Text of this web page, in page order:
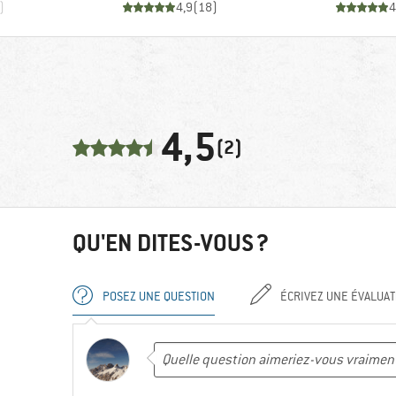
4,9(18)
4,5(2)
QU'EN DITES-VOUS ?
POSEZ UNE QUESTION ÉCRIVEZ UNE